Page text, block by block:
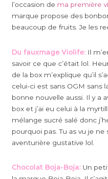
l’occasion de ma première
marque propose des
beaucoup de fruits. Je les
Du fauxmage Violife: Il
savoir ce que c’était lol.
de la box m’explique qu’il
celui-ci est sans OGM sans
bonne nouvelle aussi. Il y a
box et j’ai eu celui à la
mélange sucré salé donc
pourquoi pas. Tu as vu je ne
aventurière gustative lol.
Chocolat Boja-Boja: Un